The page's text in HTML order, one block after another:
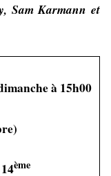
Sam Karmann et
à 15h00
ème